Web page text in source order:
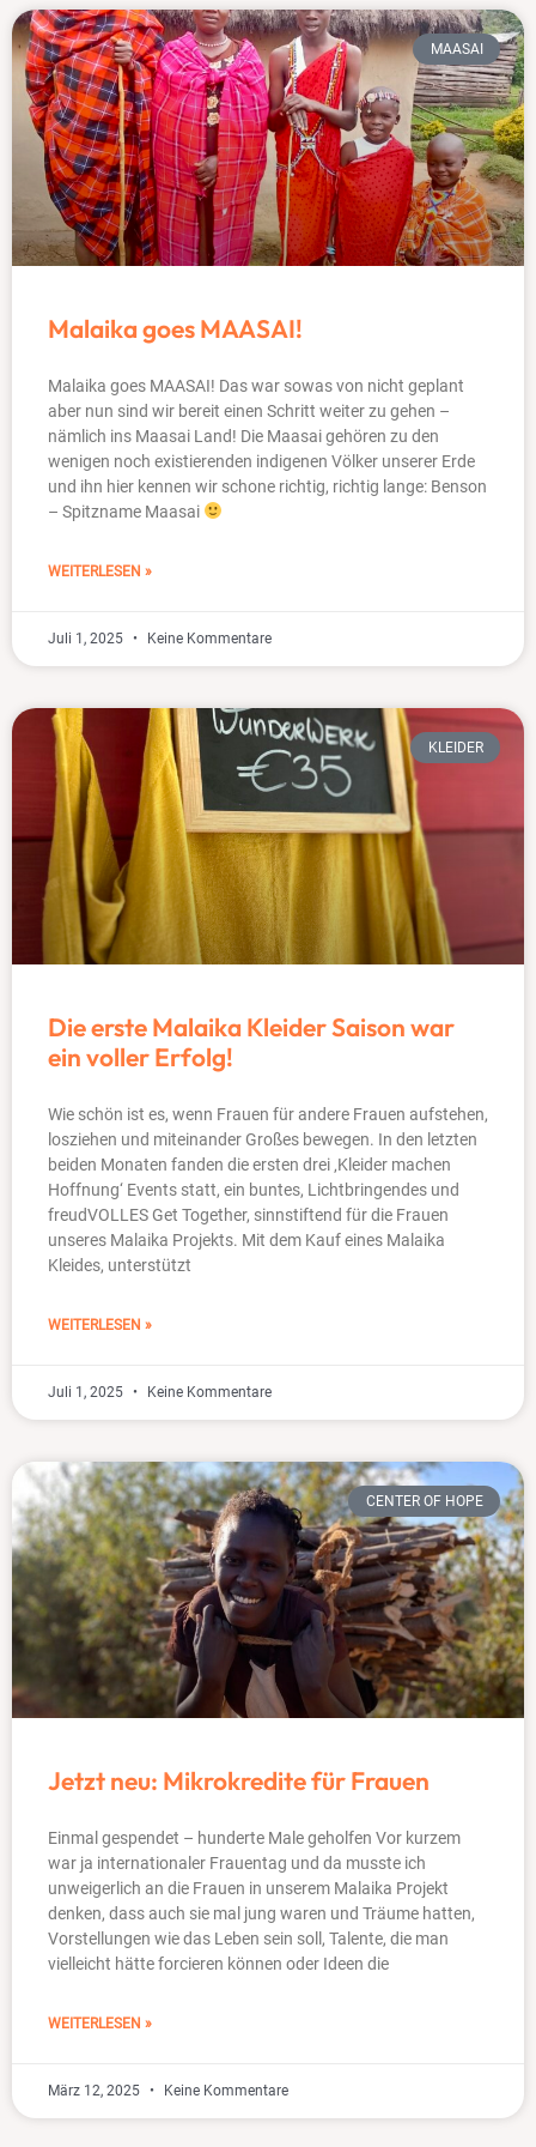
MAASAI
Malaika goes MAASAI!
Malaika goes MAASAI! Das war sowas von nicht geplant
aber nun sind wir bereit einen Schritt weiter zu gehen –
nämlich ins Maasai Land! Die Maasai gehören zu den
wenigen noch existierenden indigenen Völker unserer Erde
und ihn hier kennen wir schone richtig, richtig lange: Benson
– Spitzname Maasai
WEITERLESEN »
Juli 1, 2025 Keine Kommentare
KLEIDER
Die erste Malaika Kleider Saison war
ein voller Erfolg!
Wie schön ist es, wenn Frauen für andere Frauen aufstehen,
losziehen und miteinander Großes bewegen. In den letzten
beiden Monaten fanden die ersten drei ‚Kleider machen
Hoffnung‘ Events statt, ein buntes, Lichtbringendes und
freudVOLLES Get Together, sinnstiftend für die Frauen
unseres Malaika Projekts. Mit dem Kauf eines Malaika
Kleides, unterstützt
WEITERLESEN »
Juli 1, 2025 Keine Kommentare
CENTER OF HOPE
Jetzt neu: Mikrokredite für Frauen
Einmal gespendet – hunderte Male geholfen Vor kurzem
war ja internationaler Frauentag und da musste ich
unweigerlich an die Frauen in unserem Malaika Projekt
denken, dass auch sie mal jung waren und Träume hatten,
Vorstellungen wie das Leben sein soll, Talente, die man
vielleicht hätte forcieren können oder Ideen die
WEITERLESEN »
März 12, 2025 Keine Kommentare